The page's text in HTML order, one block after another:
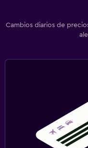
Cambios diarios de